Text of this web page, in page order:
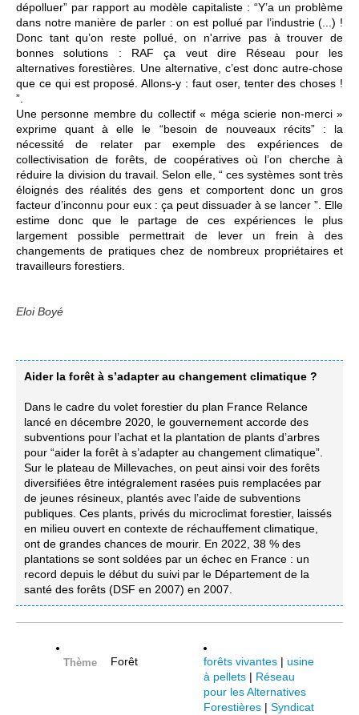
dépolluer” par rapport au modèle capitaliste : “Y’a un problème
dans notre manière de parler : on est pollué par l’industrie (...) !
Donc tant qu’on reste pollué, on n'arrive pas à trouver de
bonnes solutions : RAF ça veut dire Réseau pour les
alternatives forestières. Une alternative, c’est donc autre-chose
que ce qui est proposé. Allons-y : faut oser, tenter des choses !
”.
Une personne membre du collectif « méga scierie non-merci »
exprime quant à elle le “besoin de nouveaux récits” : la
nécessité de relater par exemple des expériences de
collectivisation de forêts, de coopératives où l’on cherche à
réduire la division du travail. Selon elle, “ ces systèmes sont très
éloignés des réalités des gens et comportent donc un gros
facteur d’inconnu pour eux : ça peut dissuader à se lancer ”. Elle
estime donc que le partage de ces expériences le plus
largement possible permettrait de lever un frein à des
changements de pratiques chez de nombreux propriétaires et
travailleurs forestiers.
Eloi Boyé
Aider la forêt à s’adapter au changement climatique ?
Dans le cadre du volet forestier du plan France Relance
lancé en décembre 2020, le gouvernement accorde des
subventions pour l’achat et la plantation de plants d’arbres
pour “aider la forêt à s’adapter au changement climatique”.
Sur le plateau de Millevaches, on peut ainsi voir des forêts
diversifiées être intégralement rasées puis remplacées par
de jeunes résineux, plantés avec l’aide de subventions
publiques. Ces plants, privés du microclimat forestier, laissés
en milieu ouvert en contexte de réchauffement climatique,
ont de grandes chances de mourir. En 2022, 38 % des
plantations se sont soldées par un échec en France : un
record depuis le début du suivi par le Département de la
santé des forêts (DSF en 2007) en 2007.
Thème Forêt forêts vivantes | usine
à pellets | Réseau
pour les Alternatives
Forestières | Syndicat